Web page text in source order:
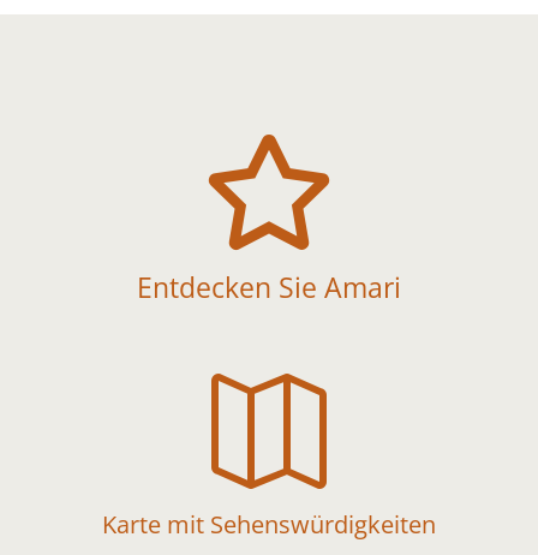

Entdecken Sie Amari

Karte mit Sehenswürdigkeiten